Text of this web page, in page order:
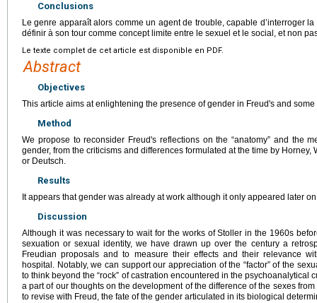
Conclusions
Le genre apparaît alors comme un agent de trouble, capable d’interroger
définir à son tour comme concept limite entre le sexuel et le social, et non
Le texte complet de cet article est disponible en PDF.
Abstract
Objectives
This article aims at enlightening the presence of gender in Freud's and
Method
We propose to reconsider Freud's reflections on the “anatomy” and the
gender, from the criticisms and differences formulated at the time by
or Deutsch.
Results
It appears that gender was already at work although it only appeared later
Discussion
Although it was necessary to wait for the works of Stoller in the 1960s
sexuation or sexual identity, we have drawn up over the century a
Freudian proposals and to measure their effects and their relevance
hospital. Notably, we can support our appreciation of the “factor” of the
to think beyond the “rock” of castration encountered in the psychoanalytical
a part of our thoughts on the development of the difference of the sexes
to revise with Freud, the fate of the gender articulated in its biological